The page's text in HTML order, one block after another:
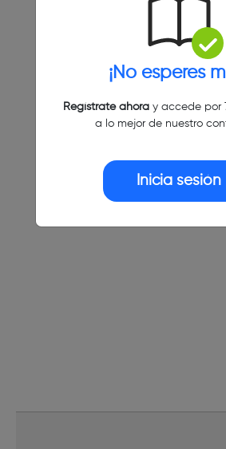
¡No esperes
Regístrate ahoray accede por
a lo mejor de nuestro
Inicia sesión